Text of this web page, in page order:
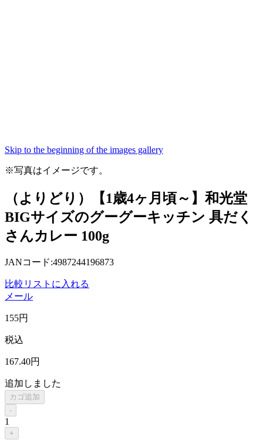
Skip to the beginning of the images gallery
※写真はイメージです。
（よりどり）【1歳4ヶ月頃～】和光堂
BIGサイズのグーグーキッチン 具だく
さんカレー 100g
JANコード:4987244196873
比較リストに入れる
メール
155円
税込
167.40円
追加しました
カゴ追加
-
1
+